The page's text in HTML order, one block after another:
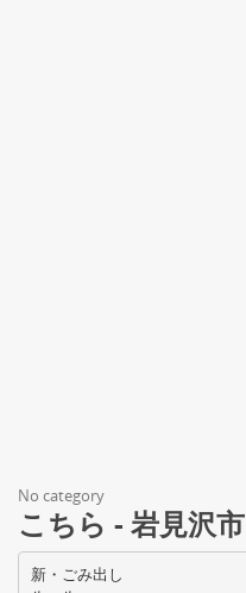
No category
こちら - 岩見沢市
新・ごみ出し